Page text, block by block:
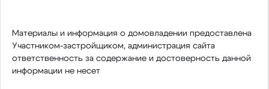
Материалы и информация о домовладении предоставлена
Участником-застройщиком, администрация сайта
ответственность за содержание и достоверность данной
информации не несет